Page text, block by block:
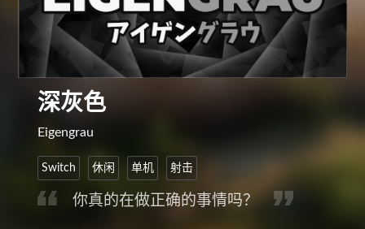
深灰色
Eigengrau
Switch 休闲 单机 射击
你真的在做正确的事情吗？